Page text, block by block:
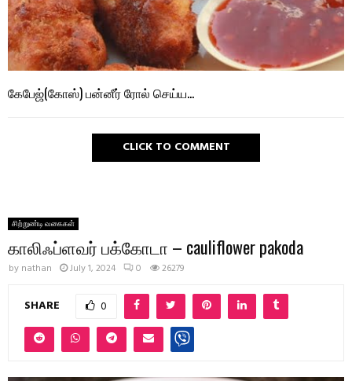
கேபேஜ்(கோஸ்) பன்னீர் ரோல் செய்ய…
CLICK TO COMMENT
சிற்றுண்டி வகைகள்
காலிஃப்ளவர் பக்கோடா – cauliflower pakoda
by nathan July 1, 2024 0 26279
SHARE 0